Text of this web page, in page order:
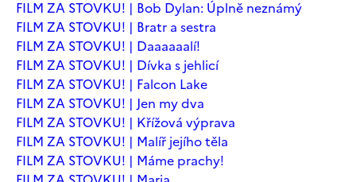
FILM ZA STOVKU! | Bob Dylan: Úplně neznámý
FILM ZA STOVKU! | Bratr a sestra
FILM ZA STOVKU! | Daaaaaalí!
FILM ZA STOVKU! | Dívka s jehlicí
FILM ZA STOVKU! | Falcon Lake
FILM ZA STOVKU! | Jen my dva
FILM ZA STOVKU! | Křížová výprava
FILM ZA STOVKU! | Malíř jejího těla
FILM ZA STOVKU! | Máme prachy!